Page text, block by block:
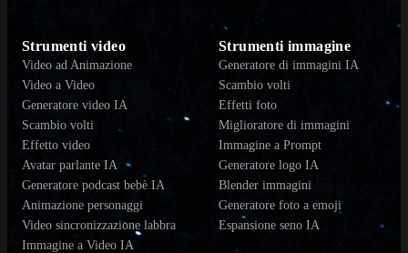
Strumenti video
Video ad Animazione
Video a Video
Generatore video IA
Scambio volti
Effetto video
Avatar parlante IA
Generatore podcast bebè IA
Animazione personaggi
Video sincronizzazione labbra
Immagine a Video IA
Strumenti immagine
Generatore di immagini IA
Scambio volti
Effetti foto
Miglioratore di immagini
Immagine a Prompt
Generatore logo IA
Blender immagini
Generatore foto a emoji
Espansione seno IA